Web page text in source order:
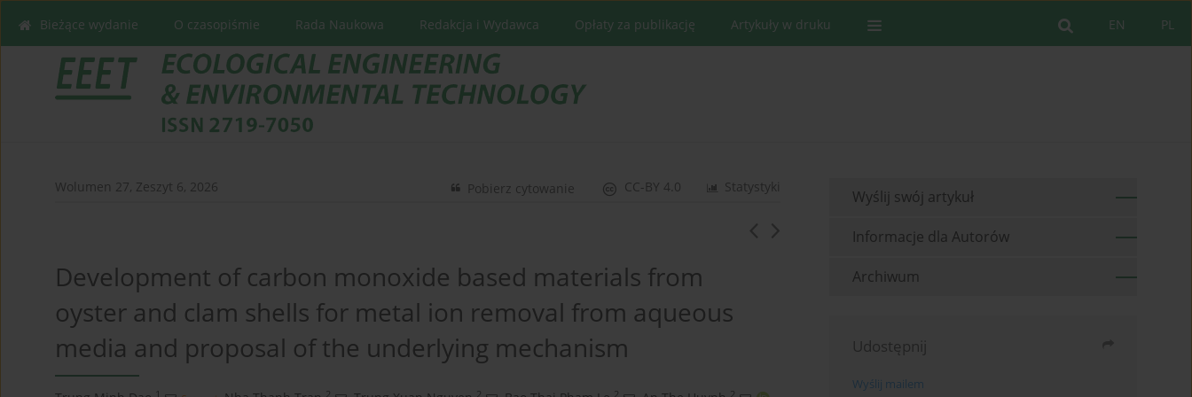
PL
EN
Bieżące wydanie O czasopiśmie Rada Naukowa Redakcja i Wydawca Opłaty za publikację Artykuły w druku
Wolumen 27, Zeszyt 6, 2026 Statystyki
CC-BY 4.0
Pobierz cytowanie
Development of carbon monoxide based materials from
oyster and clam shells for metal ion removal from aqueous
media and proposal of the underlying mechanism
1 2 2 2 2
Wyślij swój artykuł
Informacje dla Autorów
Archiwum
Udostępnij
Wyślij mailem